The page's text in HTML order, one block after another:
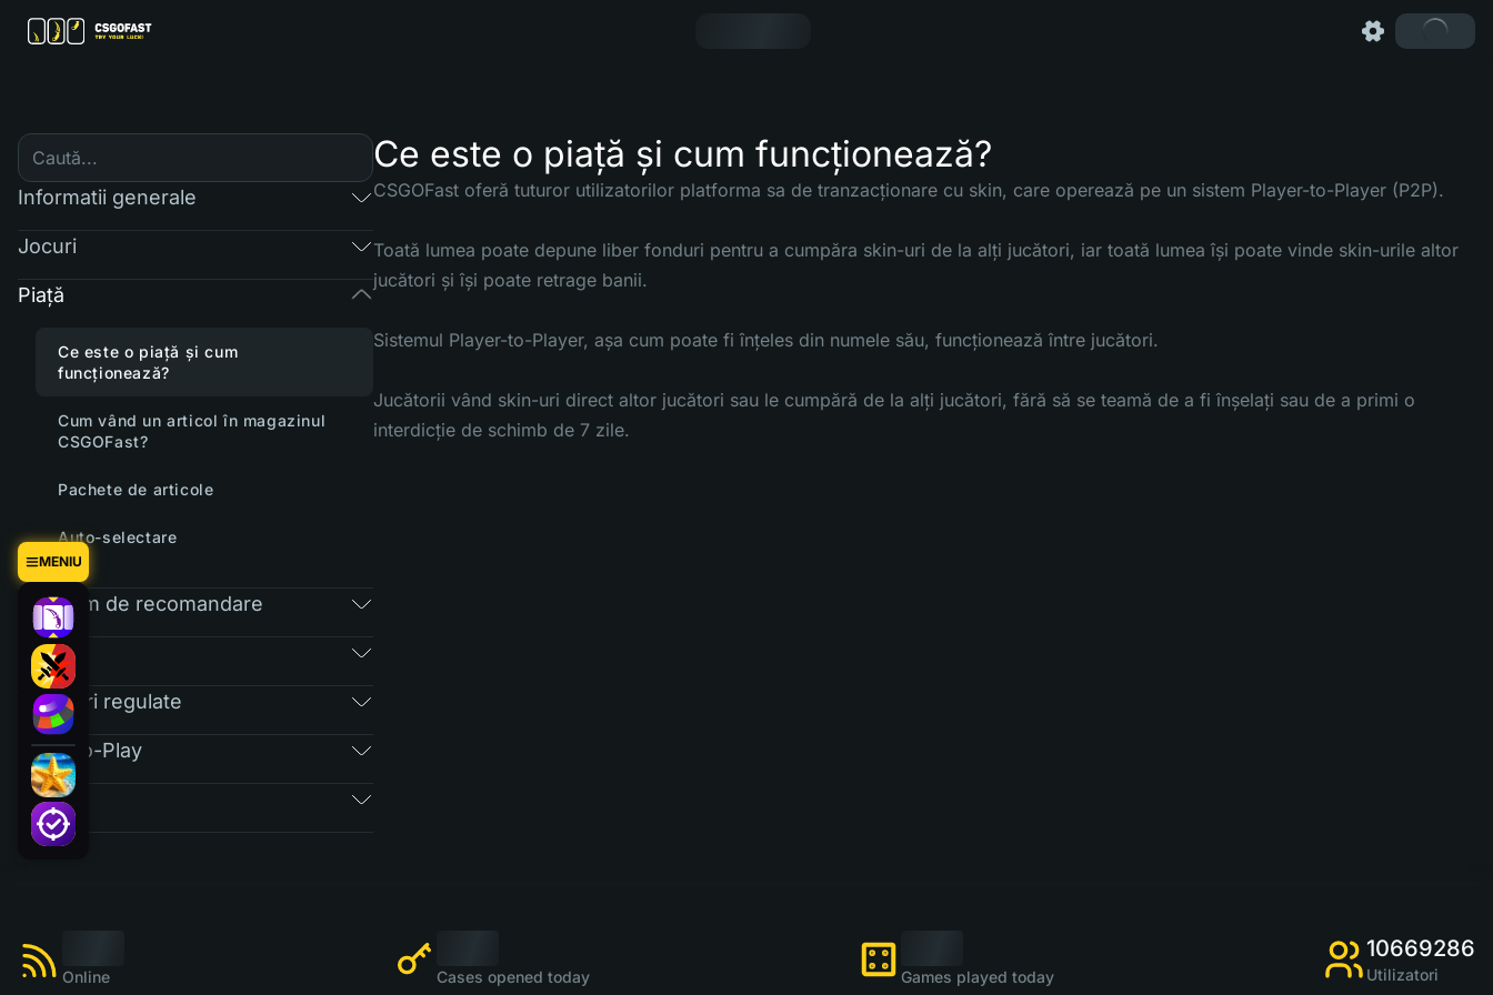
MENIU
Informatii generale
Jocuri
Piaţă
Ce este o piață și cum
funcționează?
Cum vând un articol în magazinul
CSGOFast?
Pachete de articole
Auto-selectare
Program de recomandare
RAIN
Întrebări regulate
Free-To-Play
Bilete
Ce este o piață și cum funcționează?
CSGOFast oferă tuturor utilizatorilor platforma sa de tranzacționare cu skin, care operează pe un sistem Player-to-Player (P2P).
Toată lumea poate depune liber fonduri pentru a cumpăra skin-uri de la alți jucători, iar toată lumea își poate vinde skin-urile altor
jucători și își poate retrage banii.
Sistemul Player-to-Player, așa cum poate fi înțeles din numele său, funcționează între jucători.
Jucătorii vând skin-uri direct altor jucători sau le cumpără de la alți jucători, fără să se teamă de a fi înșelați sau de a primi o
interdicție de schimb de 7 zile.
Online Cases opened today Games played today
10669286
Utilizatori